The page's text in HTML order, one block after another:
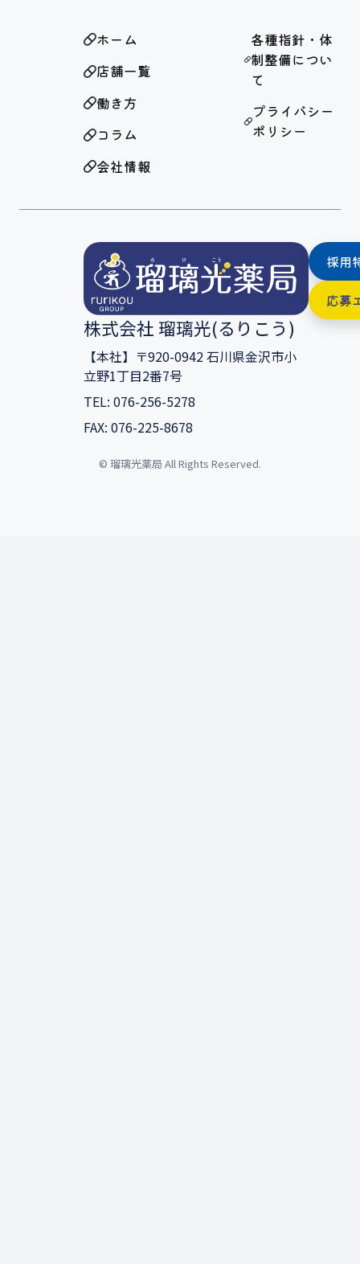
ホーム
店舗一覧
働き方
コラム
会社情報
各種指針・体
制整備につい
て
プライバシー
ポリシー
株式会社 瑠璃光(るりこう)
【本社】〒920-0942 石川県金沢市小
立野1丁目2番7号
TEL: 076-256-5278
FAX: 076-225-8678
採用
応募
© 瑠璃光薬局 All Rights Reserved.